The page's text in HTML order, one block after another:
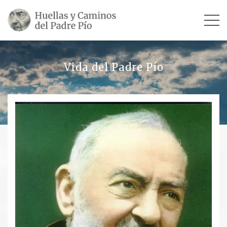
SU VIDA
Revista «La Voz del Padre Pío»
Contar mi testimonio
Vida del Padre Pío